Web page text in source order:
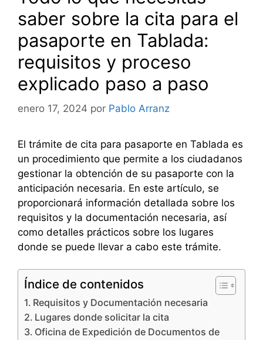
saber sobre la cita para el
pasaporte en Tablada:
requisitos y proceso
explicado paso a paso
enero 17, 2024 por Pablo Arranz
El trámite de cita para pasaporte en Tablada es
un procedimiento que permite a los ciudadanos
gestionar la obtención de su pasaporte con la
anticipación necesaria. En este artículo, se
proporcionará información detallada sobre los
requisitos y la documentación necesaria, así
como detalles prácticos sobre los lugares
donde se puede llevar a cabo este trámite.
Índice de contenidos
Requisitos y Documentación necesaria
Lugares donde solicitar la cita
Oficina de Expedición de Documentos de